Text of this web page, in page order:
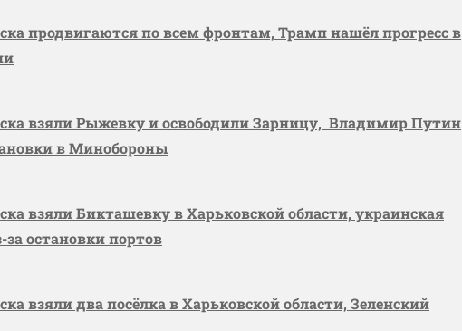
продвигаются по всем фронтам, Трамп нашёл прогресс в
взяли Рыжевку и освободили Зарницу, Владимир Путин
в Минобороны
взяли Бикташевку в Харьковской области, украинская
остановки портов
взяли два посёлка в Харьковской области, Зеленский